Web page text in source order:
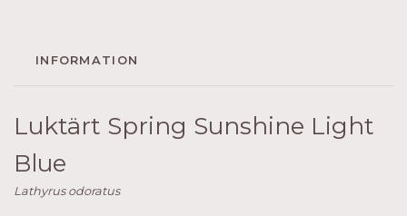
INFORMATION
Luktärt Spring Sunshine Light
Blue
Lathyrus odoratus